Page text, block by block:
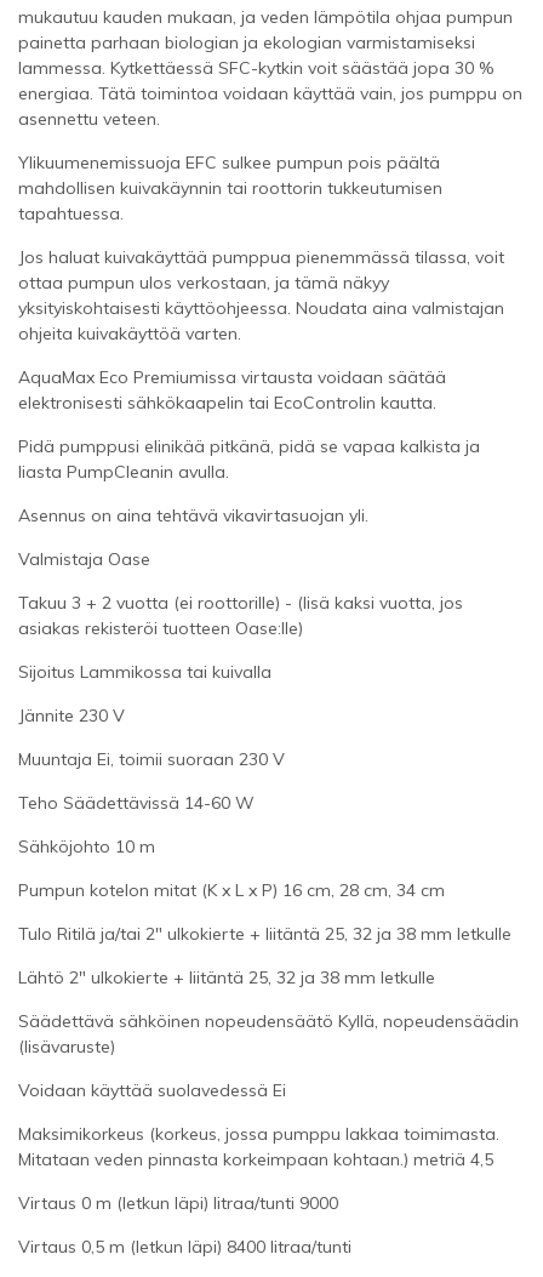
mukautuu kauden mukaan, ja veden lämpötila ohjaa pumpun
painetta parhaan biologian ja ekologian varmistamiseksi
lammessa. Kytkettäessä SFC-kytkin voit säästää jopa 30 %
energiaa. Tätä toimintoa voidaan käyttää vain, jos pumppu on
asennettu veteen.
Ylikuumenemissuoja EFC sulkee pumpun pois päältä
mahdollisen kuivakäynnin tai roottorin tukkeutumisen
tapahtuessa.
Jos haluat kuivakäyttää pumppua pienemmässä tilassa, voit
ottaa pumpun ulos verkostaan, ja tämä näkyy
yksityiskohtaisesti käyttöohjeessa. Noudata aina valmistajan
ohjeita kuivakäyttöä varten.
AquaMax Eco Premiumissa virtausta voidaan säätää
elektronisesti sähkökaapelin tai EcoControlin kautta.
Pidä pumppusi elinikää pitkänä, pidä se vapaa kalkista ja
liasta PumpCleanin avulla.
Asennus on aina tehtävä vikavirtasuojan yli.
Valmistaja Oase
Takuu 3 + 2 vuotta (ei roottorille) - (lisä kaksi vuotta, jos
asiakas rekisteröi tuotteen Oase:lle)
Sijoitus Lammikossa tai kuivalla
Jännite 230 V
Muuntaja Ei, toimii suoraan 230 V
Teho Säädettävissä 14-60 W
Sähköjohto 10 m
Pumpun kotelon mitat (K x L x P) 16 cm, 28 cm, 34 cm
Tulo Ritilä ja/tai 2" ulkokierte + liitäntä 25, 32 ja 38 mm letkulle
Lähtö 2" ulkokierte + liitäntä 25, 32 ja 38 mm letkulle
Säädettävä sähköinen nopeudensäätö Kyllä, nopeudensäädin
(lisävaruste)
Voidaan käyttää suolavedessä Ei
Maksimikorkeus (korkeus, jossa pumppu lakkaa toimimasta.
Mitataan veden pinnasta korkeimpaan kohtaan.) metriä 4,5
Virtaus 0 m (letkun läpi) litraa/tunti 9000
Virtaus 0,5 m (letkun läpi) 8400 litraa/tunti